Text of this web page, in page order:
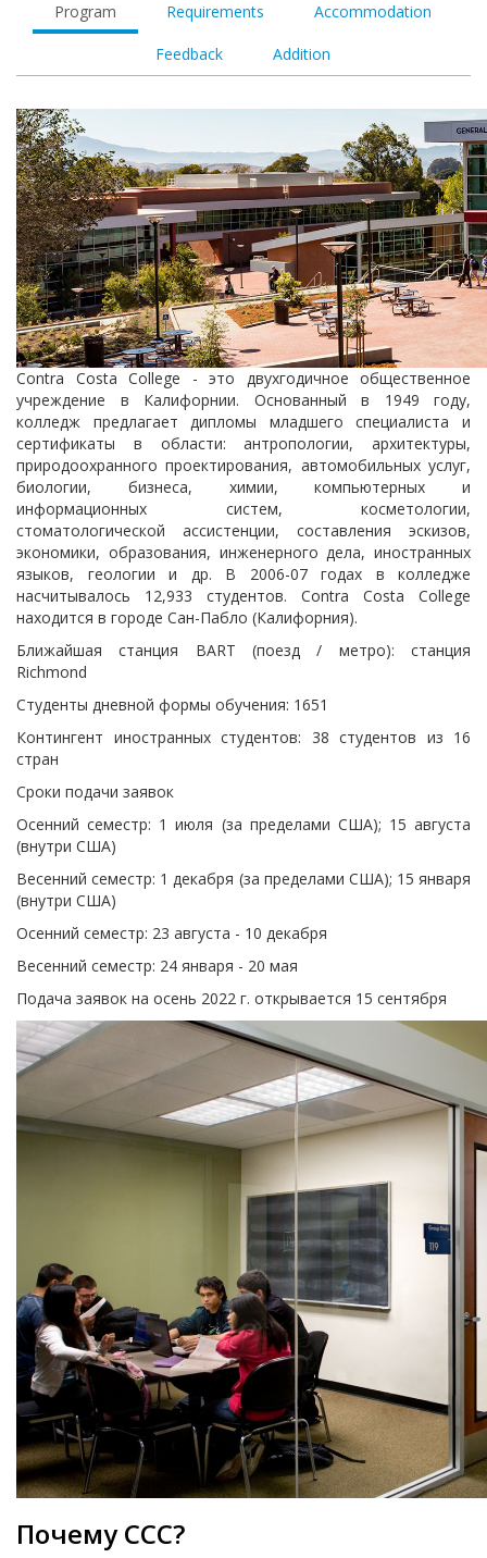
Program Requirements Accommodation
Feedback Addition
Contra Costa College - это двухгодичное общественное
учреждение в Калифорнии. Основанный в 1949 году,
колледж предлагает дипломы младшего специалиста и
сертификаты в области: антропологии, архитектуры,
природоохранного проектирования, автомобильных услуг,
биологии, бизнеса, химии, компьютерных и
информационных систем, косметологии,
стоматологической ассистенции, составления эскизов,
экономики, образования, инженерного дела, иностранных
языков, геологии и др. В 2006-07 годах в колледже
насчитывалось 12,933 студентов. Contra Costa College
находится в городе Сан-Пабло (Калифорния).
Ближайшая станция BART (поезд / метро): станция
Richmond
Студенты дневной формы обучения: 1651
Контингент иностранных студентов: 38 студентов из 16
стран
Сроки подачи заявок
Осенний семестр: 1 июля (за пределами США); 15 августа
(внутри США)
Весенний семестр: 1 декабря (за пределами США); 15 января
(внутри США)
Осенний семестр: 23 августа - 10 декабря
Весенний семестр: 24 января - 20 мая
Подача заявок на осень 2022 г. открывается 15 сентября
Почему CCC?